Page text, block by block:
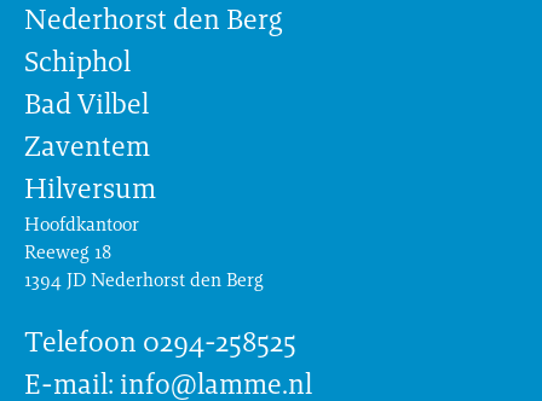
Nederhorst den Berg
Schiphol
Bad Vilbel
Zaventem
Hilversum
Hoofdkantoor
Reeweg 18
1394 JD Nederhorst den Berg
Telefoon 0294-258525
E-mail: info@lamme.nl